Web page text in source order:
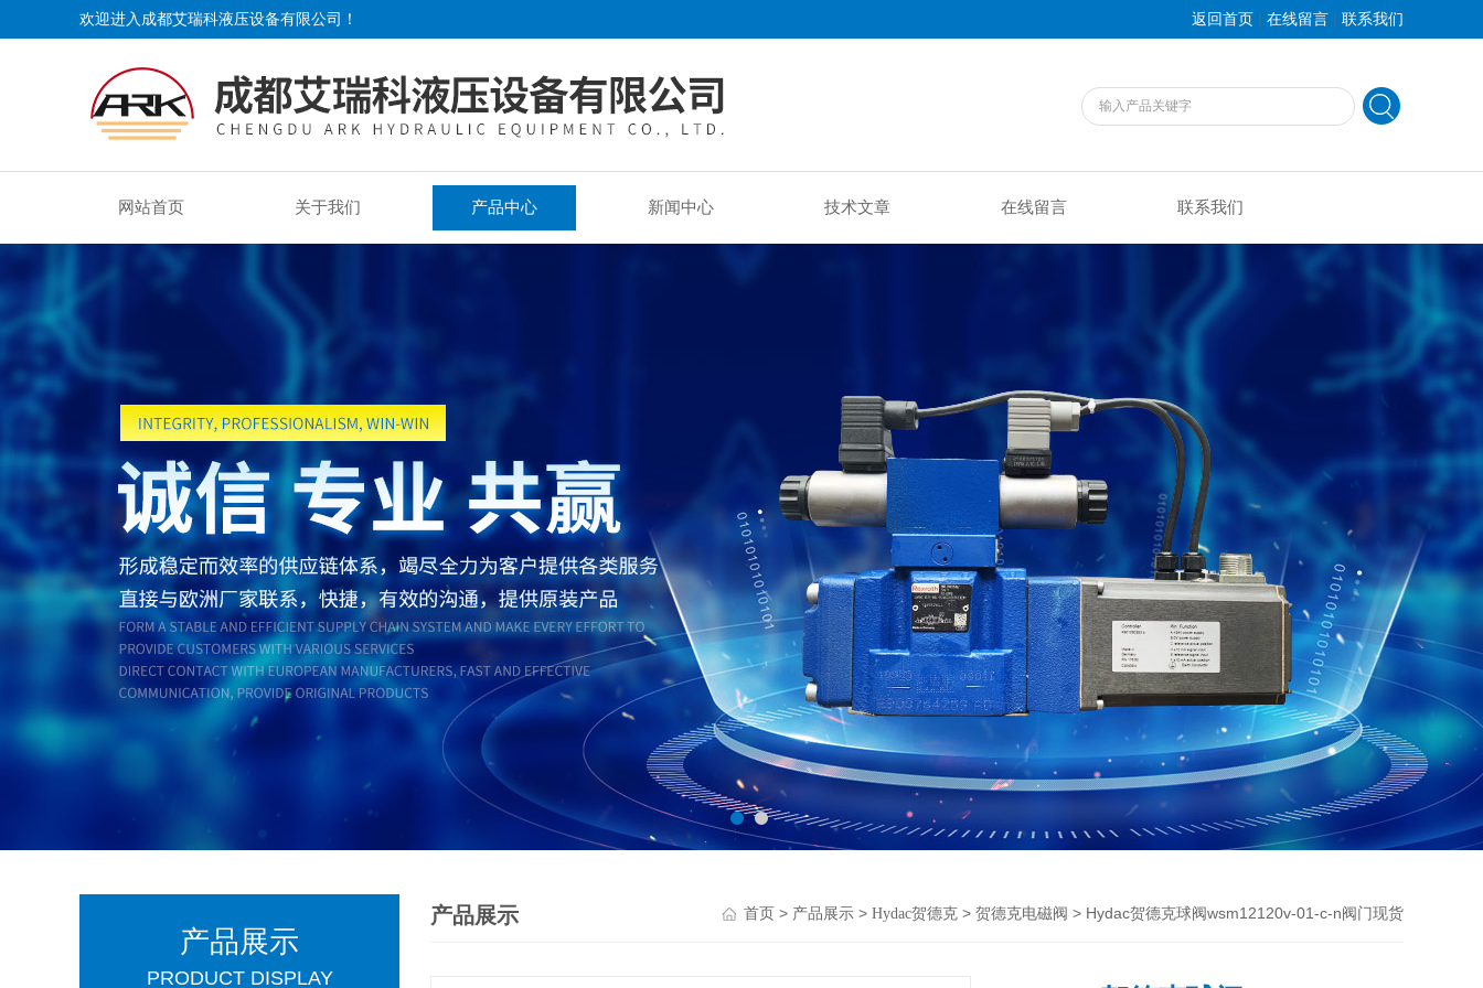
欢迎进入成都艾瑞科液压设备有限公司！ 返回首页 | 在线留言 | 联系我们
网站首页 关于我们 产品中心 新闻中心 技术文章 在线留言 联系我们
产品展示
PRODUCT DISPLAY
产品展示 首页 > 产品展示 > Hydac贺德克 > 贺德克电磁阀 > Hydac贺德克球阀wsm12120v-01-c-n阀门现货